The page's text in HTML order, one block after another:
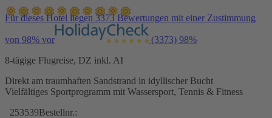
Für dieses Hotel liegen 3373 Bewertungen mit einer Zustimmung
von 98% vor (3373) 98%
8-tägige Flugreise, DZ inkl. AI
Direkt am traumhaften Sandstrand in idyllischer Bucht
Vielfältiges Sportprogramm mit Wassersport, Tennis & Fitness
253539Bestellnr.: